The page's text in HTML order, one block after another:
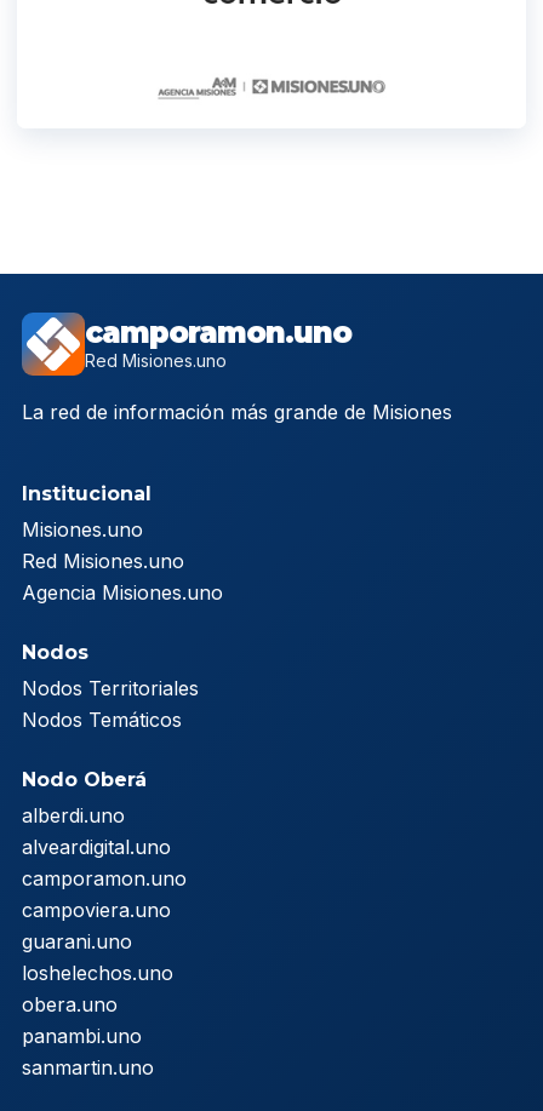
camporamon.uno
Red Misiones.uno
La red de información más grande de Misiones
Institucional
Misiones.uno
Red Misiones.uno
Agencia Misiones.uno
Nodos
Nodos Territoriales
Nodos Temáticos
Nodo Oberá
alberdi.uno
alveardigital.uno
camporamon.uno
campoviera.uno
guarani.uno
loshelechos.uno
obera.uno
panambi.uno
sanmartin.uno